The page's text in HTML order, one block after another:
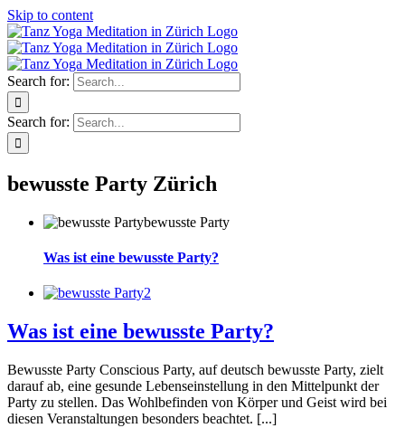
Skip to content
Search for:
Search for:
bewusste Party Zürich
Was ist eine bewusste Party?
Was ist eine bewusste Party?
Bewusste Party Conscious Party, auf deutsch bewusste Party, zielt
darauf ab, eine gesunde Lebenseinstellung in den Mittelpunkt der
Party zu stellen. Das Wohlbefinden von Körper und Geist wird bei
diesen Veranstaltungen besonders beachtet. [...]